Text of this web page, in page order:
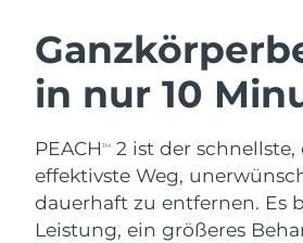
in nur 10
PEACHTM
2 ist der
effektivste Weg,
dauerhaft zu entfernen. Es
Leistung, ein größeres
LUNA™ 4 Set
Anti-aging massage
BEAR™ 2 Set
Microcurrent toning
Australien
Österreich
Bahrain